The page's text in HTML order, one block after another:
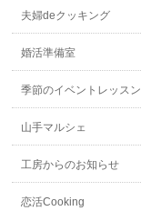
夫婦deクッキング
婚活準備室
季節のイベントレッスン
山手マルシェ
工房からのお知らせ
恋活Cooking